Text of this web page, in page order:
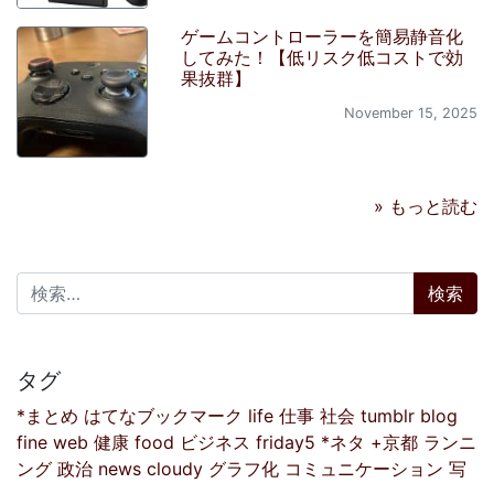
ゲームコントローラーを簡易静音化
してみた！【低リスク低コストで効
果抜群】
November 15, 2025
» もっと読む
検索:
タグ
*まとめ はてなブックマーク life 仕事 社会 tumblr blog
fine web 健康 food ビジネス friday5 *ネタ +京都 ランニ
ング 政治 news cloudy グラフ化 コミュニケーション 写